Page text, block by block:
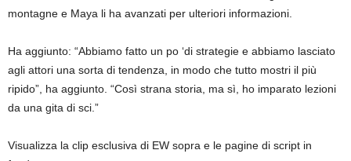
montagne e Maya li ha avanzati per ulteriori informazioni.
Ha aggiunto: “Abbiamo fatto un po ‘di strategie e abbiamo lasciato
agli attori una sorta di tendenza, in modo che tutto mostri il più
ripido”, ha aggiunto. “Così strana storia, ma sì, ho imparato lezioni
da una gita di sci.”
Visualizza la clip esclusiva di EW sopra e le pagine di script in